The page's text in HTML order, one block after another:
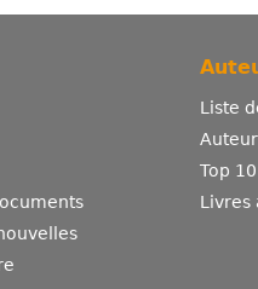
Liste
Top
Livres